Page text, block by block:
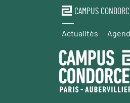
CAMPUS
Actualités